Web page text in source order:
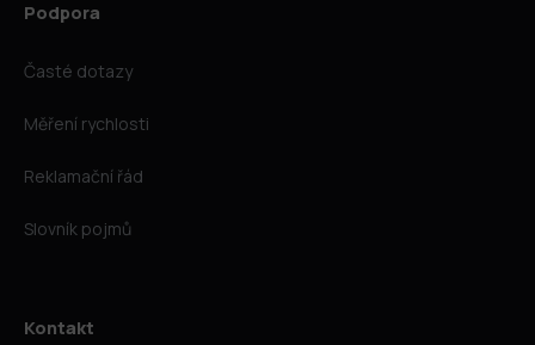
Podpora
Časté dotazy
Měření rychlosti
Reklamační řád
Slovník pojmů
Kontakt